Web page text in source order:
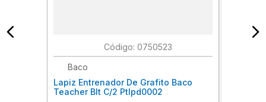
: 0750523
Baco
Lapiz Entrenador De Grafito Baco
Teacher Blt C/2 Ptlpd0002